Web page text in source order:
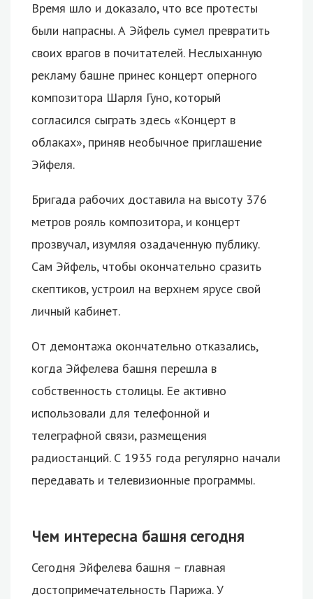
Время шло и доказало, что все протесты
были напрасны. А Эйфель сумел превратить
своих врагов в почитателей. Неслыханную
рекламу башне принес концерт оперного
композитора Шарля Гуно, который
согласился сыграть здесь «Концерт в
облаках», приняв необычное приглашение
Эйфеля.
Бригада рабочих доставила на высоту 376
метров рояль композитора, и концерт
прозвучал, изумляя озадаченную публику.
Сам Эйфель, чтобы окончательно сразить
скептиков, устроил на верхнем ярусе свой
личный кабинет.
От демонтажа окончательно отказались,
когда Эйфелева башня перешла в
собственность столицы. Ее активно
использовали для телефонной и
телеграфной связи, размещения
радиостанций. С 1935 года регулярно начали
передавать и телевизионные программы.
Чем интересна башня сегодня
Сегодня Эйфелева башня – главная
достопримечательность Парижа. У